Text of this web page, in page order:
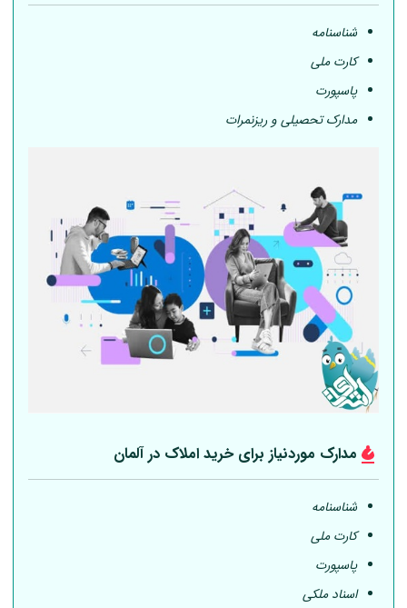
شناسنامه
کارت ملی
پاسپورت
مدارک تحصیلی و ریزنمرات
مدارک موردنیاز برای خرید املاک درآلمان
شناسنامه
کارت ملی
پاسپورت
اسناد ملکی